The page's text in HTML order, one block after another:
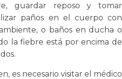
guardar reposo y tomar
paños en el cuerpo con
o baños en ducha o
la fiebre está por encima de
es necesario visitar el médico